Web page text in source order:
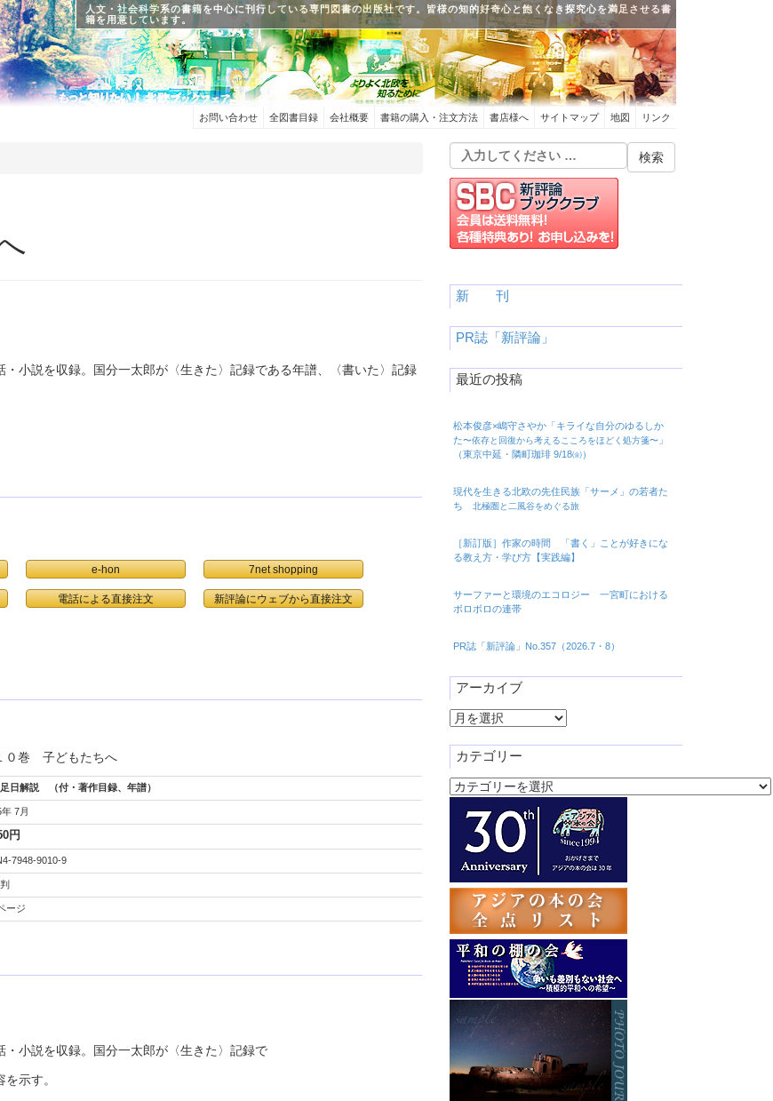
人文・社会科学系の書籍を中心に刊行している専門図書の出版社です。皆様の知的好奇心と飽くなき探究心を満足させる書
籍を用意しています。
お問い合わせ 全図書目録 会社概要 書籍の購入・注文方法 書店様へ サイトマップ 地図 リンク
小説を収録。国分一太郎が〈生きた〉記録である年譜、〈書いた〉記録
e-hon 7net shopping
電話による直接注文
０巻 子どもたちへ
日解説 （付・著作目録、年譜）
7月
円
7948-9010-9
ージ
小説を収録。国分一太郎が〈生きた〉記録で
示す。
新 刊
PR誌「新評論」
最近の投稿
松本俊彦×嶋守さやか「キライな自分のゆるしか
た〜依存と回復から考えるこころをほどく処方箋〜」
（東京中延・隣町珈琲 9/18㈮）
現代を生きる北欧の先住民族「サーメ」の若者た
ち 北極圏と二風谷をめぐる旅
［新訂版］作家の時間 「書く」ことが好きにな
る教え方・学び方【実践編】
サーファーと環境のエコロジー 一宮町における
ボロボロの連帯
PR誌「新評論」No.357（2026.7・8）
アーカイブ
ア
カ
イ
ブ
カテゴリー
カ